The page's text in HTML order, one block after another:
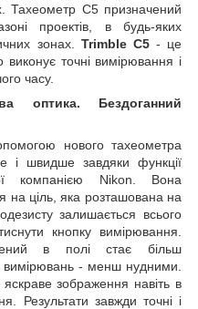
Тахеометр C5 призначений
проектів, в будь-яких
зонах. Trimble C5- це
виконує точні вимірювання і
часу.
оптика. Бездоганний
нового тахеометра
і швидше завдяки функції
компанією Nikon. Вона
на ціль, яка розташована на
залишається всього
кнопку вимірювання.
в полі стає більш
вимірювань - менш нудними.
зображення навіть в
Результати завжди точні і